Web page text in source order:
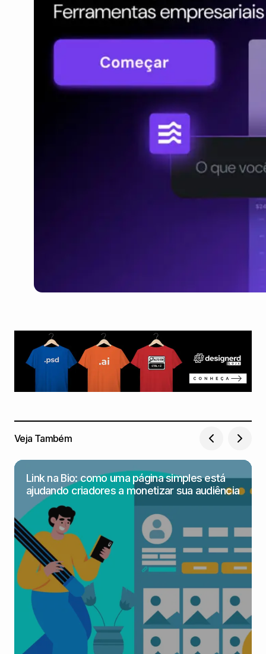
Veja Também
Link na Bio: como uma página simples está
ajudando criadores a monetizar sua audiência